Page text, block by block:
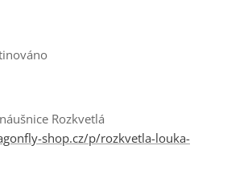
Rozkvetlá
shop.cz/p/rozkvetla-louka-